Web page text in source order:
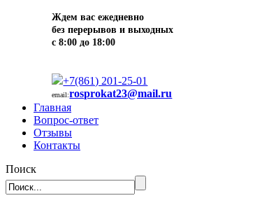
Ждем вас ежедневно
без перерывов и выходных
с 8:00 до 18:00
+7(861) 201-25-01
email:rosprokat23@mail.ru
Главная
Вопрос-ответ
Отзывы
Контакты
Поиск